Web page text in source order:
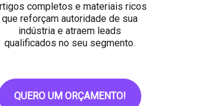
completos e materiais ricos
que reforçam autoridade de sua
indústria e atraem leads
qualificados no seu segmento.
QUERO UM ORÇAMENTO!